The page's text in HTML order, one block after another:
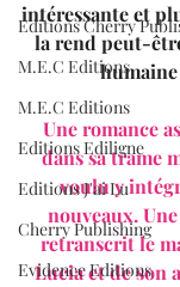
Editions Cherry
M.E.C Editions
M.E.C Editions
Editions Ediligne
Editions J'ai Lu
Cherry Publishing
Evidence Editions
intéressante et
la rend peut-
Une romance
dans sa trame
voulu y
nouveaux.
retranscrit le
Lucia et de son